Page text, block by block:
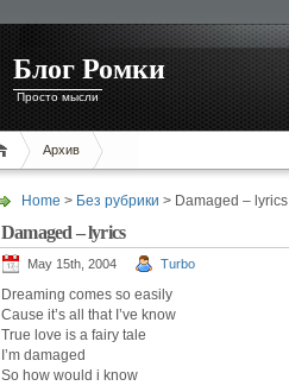
Блог Ромки
Просто мысли
Архив
Home > Без рубрики > Damaged – lyrics
Damaged – lyrics
May 15th, 2004 Turbo
Dreaming comes so easily
Cause it’s all that I’ve know
True love is a fairy tale
I’m damaged
So how would i know